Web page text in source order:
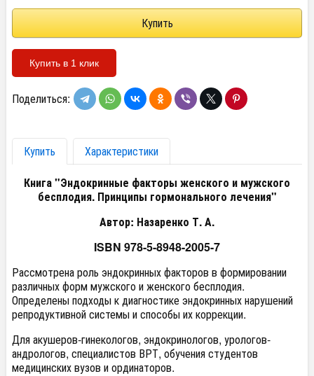
Купить в 1 клик
Поделиться:
Купить
Характеристики
Книга "Эндокринные факторы женского и мужского
бесплодия. Принципы гормонального лечения"
Автор: Назаренко Т. А.
ISBN 978-5-8948-2005-7
Рассмотрена роль эндокринных факторов в формировании
различных форм мужского и женского бесплодия.
Определены подходы к диагностике эндокринных нарушений
репродуктивной системы и способы их коррекции.
Для акушеров-гинекологов, эндокринологов, урологов-
андрологов, специалистов ВРТ, обучения студентов
медицинских вузов и ординаторов.